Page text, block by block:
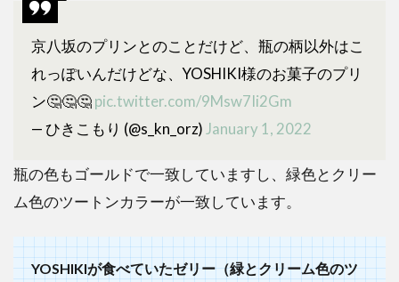
京八坂のプリンとのことだけど、瓶の柄以外はこ
れっぽいんだけどな、YOSHIKI様のお菓子のプリ
ン🤔🤔🤔pic.twitter.com/9Msw7Ii2Gm
— ひきこもり (@s_kn_orz) January 1, 2022
瓶の色もゴールドで一致していますし、緑色とクリー
ム色のツートンカラーが一致しています。
YOSHIKIが食べていたゼリー（緑とクリーム色のツ